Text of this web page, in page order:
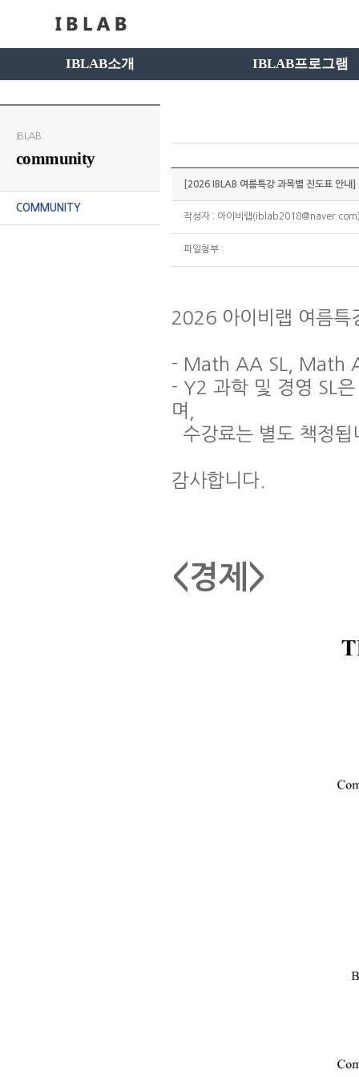
IBLAB소개 IBLAB프로그램
IBLAB
community
COMMUNITY
[2026 IBLAB 여름특강 과목별 진도표 안내]
작성자 : 아이비랩
파일첨부 :
2026 아이비랩 여름특
- Math AA SL, Math
- Y2 과학 및 경영 SL
며,
수강료는 별도 책정
감사합니다.
<경제>